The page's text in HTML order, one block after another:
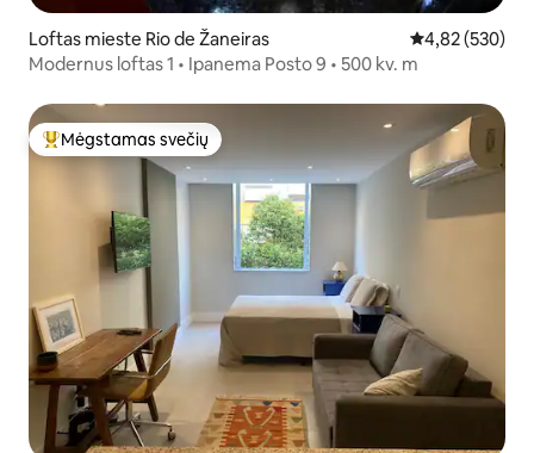
Loftas mieste Rio de Žaneiras Vidutinis
4,82 (530)
Modernus loftas 1 • Ipanema Posto 9 • 500 kv. m
Svečių mėgstamiausias
Mėgstamas svečių